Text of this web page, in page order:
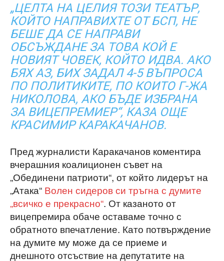
„ЦЕЛТА НА ЦЕЛИЯ ТОЗИ ТЕАТЪР,
КОЙТО НАПРАВИХТЕ ОТ БСП, НЕ
БЕШЕ ДА СЕ НАПРАВИ
ОБСЪЖДАНЕ ЗА ТОВА КОЙ Е
НОВИЯТ ЧОВЕК, КОЙТО ИДВА. АКО
БЯХ АЗ, БИХ ЗАДАЛ 4-5 ВЪПРОСА
ПО ПОЛИТИКИТЕ, ПО КОИТО Г-ЖА
НИКОЛОВА, АКО БЪДЕ ИЗБРАНА
ЗА ВИЦЕПРЕМИЕР“, КАЗА ОЩЕ
КРАСИМИР КАРАКАЧАНОВ.
Пред журналисти Каракачанов коментира
вчерашния коалиционен съвет на
„Обединени патриоти“, от който лидерът на
„Атака“ Волен сидеров си тръгна с думите
„всичко е прекрасно“. От казаното от
вицепремира обаче оставаме точно с
обратното впечатление. Като потвърждение
на думите му може да се приеме и
днешното отсъствие на депутатите на